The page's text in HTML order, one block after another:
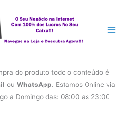
do produto todo o conteúdo é
ou WhatsApp. Estamos Online via
a Domingo das: 08:00 as 23:00